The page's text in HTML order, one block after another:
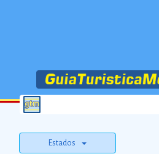
Estados